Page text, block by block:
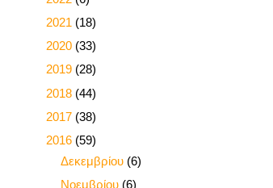
2021 (18)
2020 (33)
2019 (28)
2018 (44)
2017 (38)
2016 (59)
Δεκεμβρίου (6)
Νοεμβρίου (6)